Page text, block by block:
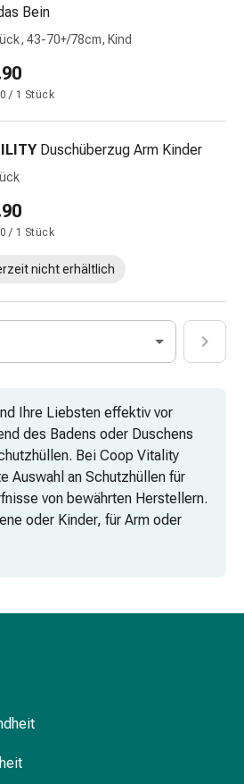
Bein
43-70+/78cm, Kind
/ 1 Stück
Duschüberzug Arm Kinder
/ 1 Stück
nicht erhältlich
Ihre Liebsten effektiv vor
des Badens oder Duschens
Bei Coop Vitality
Auswahl an Schutzhüllen für
von bewährten Herstellern.
oder Kinder, für Arm oder
bietet die perfekte Lösung für